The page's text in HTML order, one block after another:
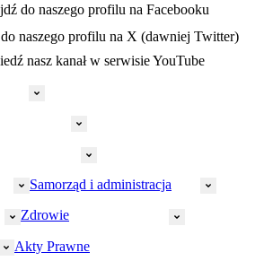
otwiera się w nowej karcie
do naszego profilu na Facebooku
karcie
naszego profilu na X (dawniej Twitter)
się w nowej karcie
nasz kanał w serwisie YouTube
Samorząd i administracja
Bezpieczeństwo publiczne
Zdrowie
Akty Prawne